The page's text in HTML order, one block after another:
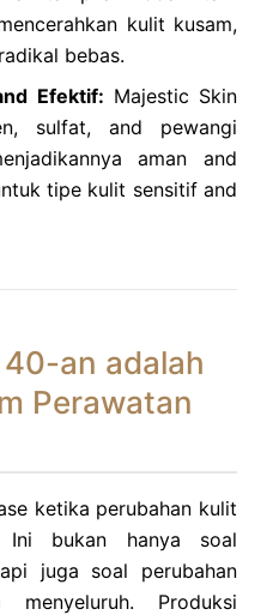
kulit kusam,
bebas.
Efektif: Majestic Skin
sulfat, and pewangi
aman and
tipe kulit sensitif and
an adalah
Perawatan
ketika perubahan kulit
Ini bukan hanya soal
juga soal perubahan
Produksi